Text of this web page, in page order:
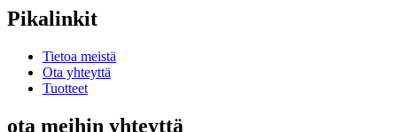
Pikalinkit
Tietoa meistä
Ota yhteyttä
Tuotteet
ota meihin yhteyttä